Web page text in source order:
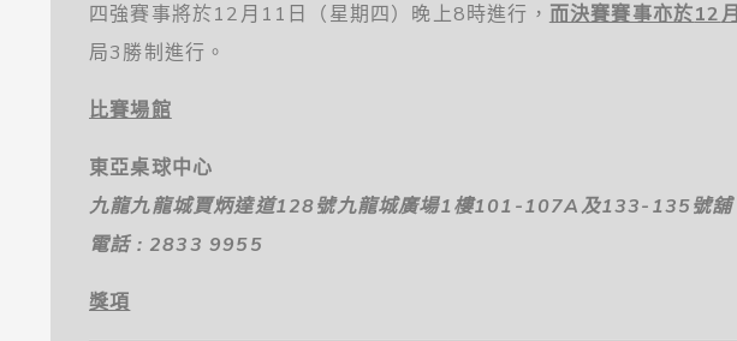
四強賽事將於12月11日（星期四）晚上8時進行， 而決賽賽事亦於12月
局3勝制進行。
比賽場館
東亞桌球中心
九龍九龍城賈炳達道128號九龍城廣場1樓101-107A及133-135號舖
電話 : 2833 9955
獎項